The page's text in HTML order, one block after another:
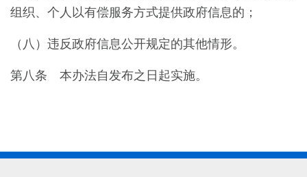
组织、个人以有偿服务方式提供政府信息的；
（八）违反政府信息公开规定的其他情形。
第八条 本办法自发布之日起实施。